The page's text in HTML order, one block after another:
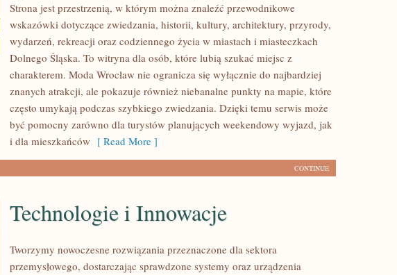
JELENIA
GÓRA
Strona jest przestrzenią, w którym można znaleźć przewodnikowe
wskazówki dotyczące zwiedzania, historii, kultury, architektury, przyrody,
wydarzeń, rekreacji oraz codziennego życia w miastach i miasteczkach
Dolnego Śląska. To witryna dla osób, które lubią szukać miejsc z
charakterem. Moda Wrocław nie ogranicza się wyłącznie do najbardziej
znanych atrakcji, ale pokazuje również niebanalne punkty na mapie, które
często umykają podczas szybkiego zwiedzania. Dzięki temu serwis może
być pomocny zarówno dla turystów planujących weekendowy wyjazd, jak
i dla mieszkańców [ Read More ]
CONTINUE
Technologie i Innowacje
Tworzymy nowoczesne rozwiązania przeznaczone dla sektora
przemysłowego, dostarczając sprawdzone systemy oraz urządzenia